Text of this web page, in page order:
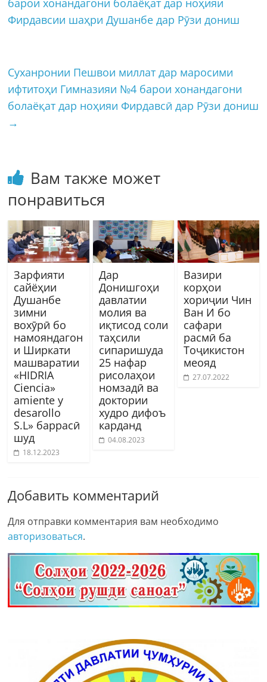
Фирдавсии шаҳри Душанбе дар Рӯзи дониш
Cуханронии Пешвои миллат дар маросими
ифтитоҳи Гимназияи №4 барои хонандагони
болаёқат дар ноҳияи Фирдавсӣ дар Рӯзи дониш
→
Вам также может
понравиться
Зарфияти
сайёҳии
Душанбе
зимни
вохӯрӣ бо
намояндагон
и Ширкати
машваратии
«HIDRIA
Ciencia»
amiente y
desarollo
S.L» баррасӣ
шуд
18.12.2023
Дар
Донишгоҳи
давлатии
молия ва
иқтисод соли
таҳсили
сипаришуда
25 нафар
рисолаҳои
номзадӣ ва
доктории
худро дифоъ
карданд
04.08.2023
Вазири
корҳои
хориҷии Чин
Ван И бо
сафари
расмӣ ба
Тоҷикистон
меояд
27.07.2022
Добавить комментарий
Для отправки комментария вам необходимо
авторизоваться.